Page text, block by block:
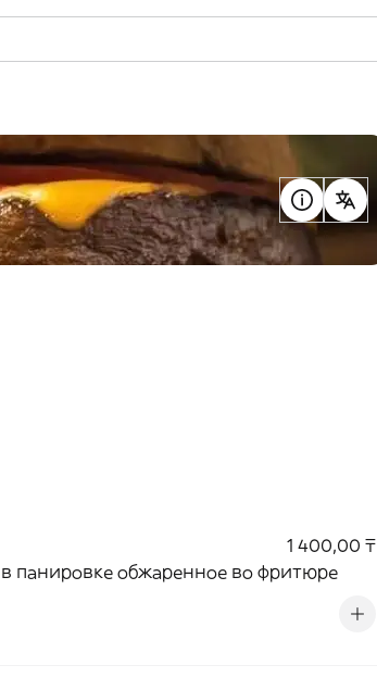
1 400,00 ₸
панировке обжаренное во фритюре